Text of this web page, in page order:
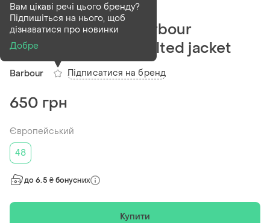
В наявності1 шт
Стьобана куртка barbour
flyweight cavalry quilted jacket
Barbour
Вам цікаві речі цього бренду?
Підпишіться на нього, щоб
дізнаватися про новинки
Добре
Підписатися на бренд
650 грн
Європейський
48
до 6.5 ₴ бонусних
Купити